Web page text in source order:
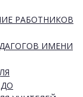
РАБОТНИКОВ
ИМЕНИ